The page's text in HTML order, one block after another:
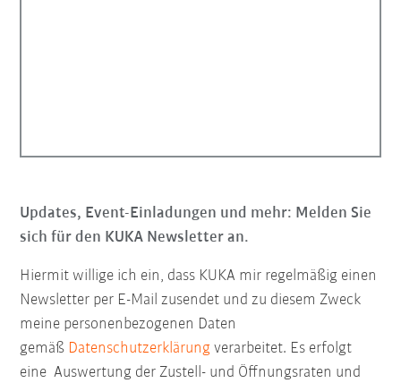
Updates, Event-Einladungen und mehr: Melden Sie
sich für den KUKA Newsletter an.
Hiermit willige ich ein, dass KUKA mir regelmäßig einen
Newsletter per E-Mail zusendet und zu diesem Zweck
meine personenbezogenen Daten
gemäß Datenschutzerklärung verarbeitet. Es erfolgt
eine Auswertung der Zustell- und Öffnungsraten und